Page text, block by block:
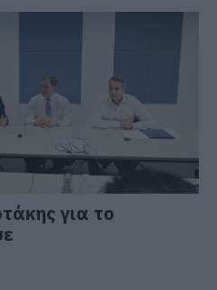
για το